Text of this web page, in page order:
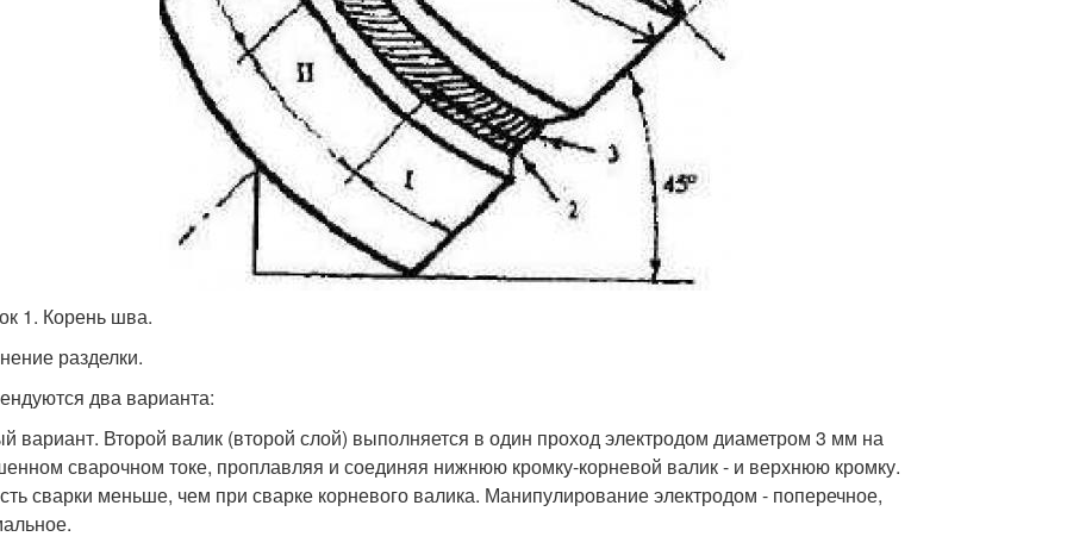
1. Корень шва.
разделки.
два варианта:
вариант. Второй валик (второй слой) выполняется в один проход электродом диаметром 3 мм на
сварочном токе, проплавляя и соединяя нижнюю кромку-корневой валик - и верхнюю кромку.
сварки меньше, чем при сварке корневого валика. Манипулирование электродом - поперечное,